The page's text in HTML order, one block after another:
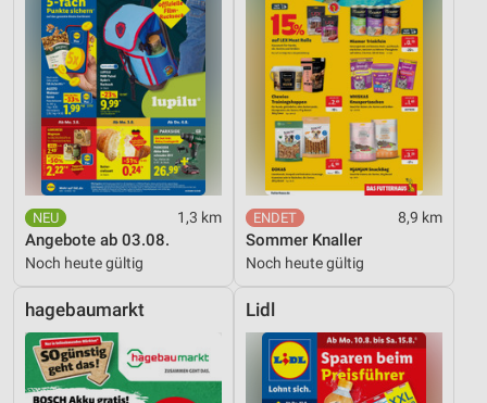
1,3 km
Angebote ab 03.08.
Noch heute gültig
8,9 km
Sommer Knaller
Noch heute gültig
hagebaumarkt Lidl